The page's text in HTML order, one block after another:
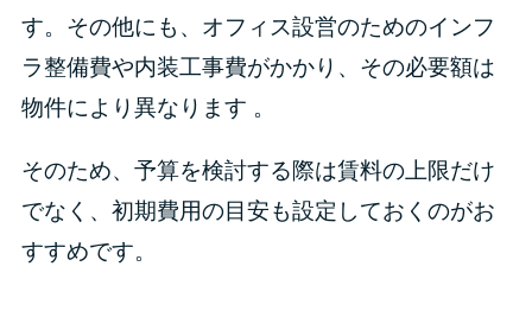
す。その他にも、オフィス設営のためのインフ
ラ整備費や内装工事費がかかり、その必要額は
物件により異なります 。
そのため、予算を検討する際は賃料の上限だけ
でなく、初期費用の目安も設定しておくのがお
すすめです。